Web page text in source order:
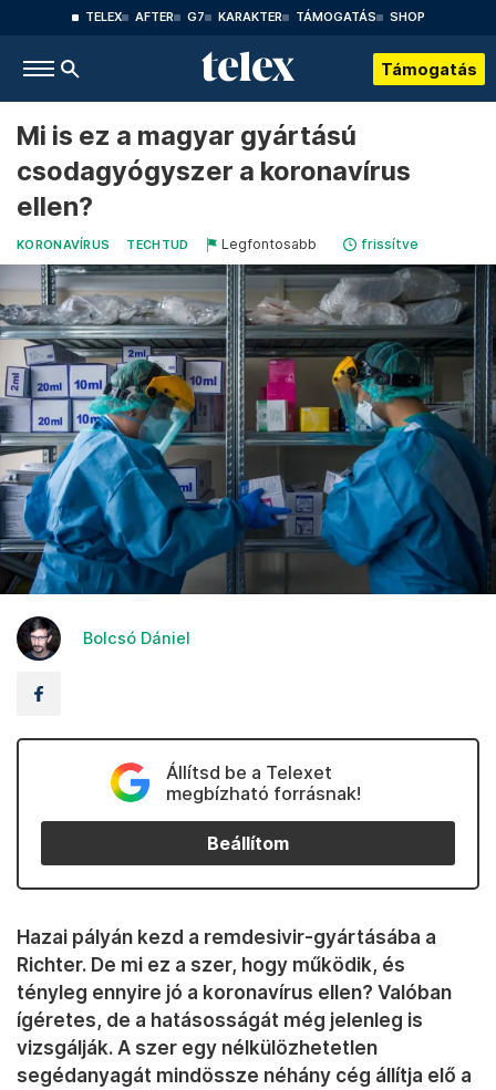
TELEX AFTER G7 KARAKTER TÁMOGATÁS SHOP
Támogatás
Mi is ez a magyar gyártású
csodagyógyszer a koronavírus
ellen?
KORONAVÍRUS TECHTUD Legfontosabb frissítve
Bolcsó Dániel
Állítsd be a Telexet
megbízható forrásnak!
Beállítom
Hazai pályán kezd a remdesivir-gyártásába a
Richter. De mi ez a szer, hogy működik, és
tényleg ennyire jó a koronavírus ellen? Valóban
ígéretes, de a hatásosságát még jelenleg is
vizsgálják. A szer egy nélkülözhetetlen
segédanyagát mindössze néhány cég állítja elő a